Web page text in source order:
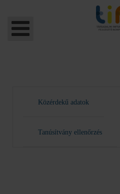
Közérdekű adatok
Tanúsítvány ellenőrzés